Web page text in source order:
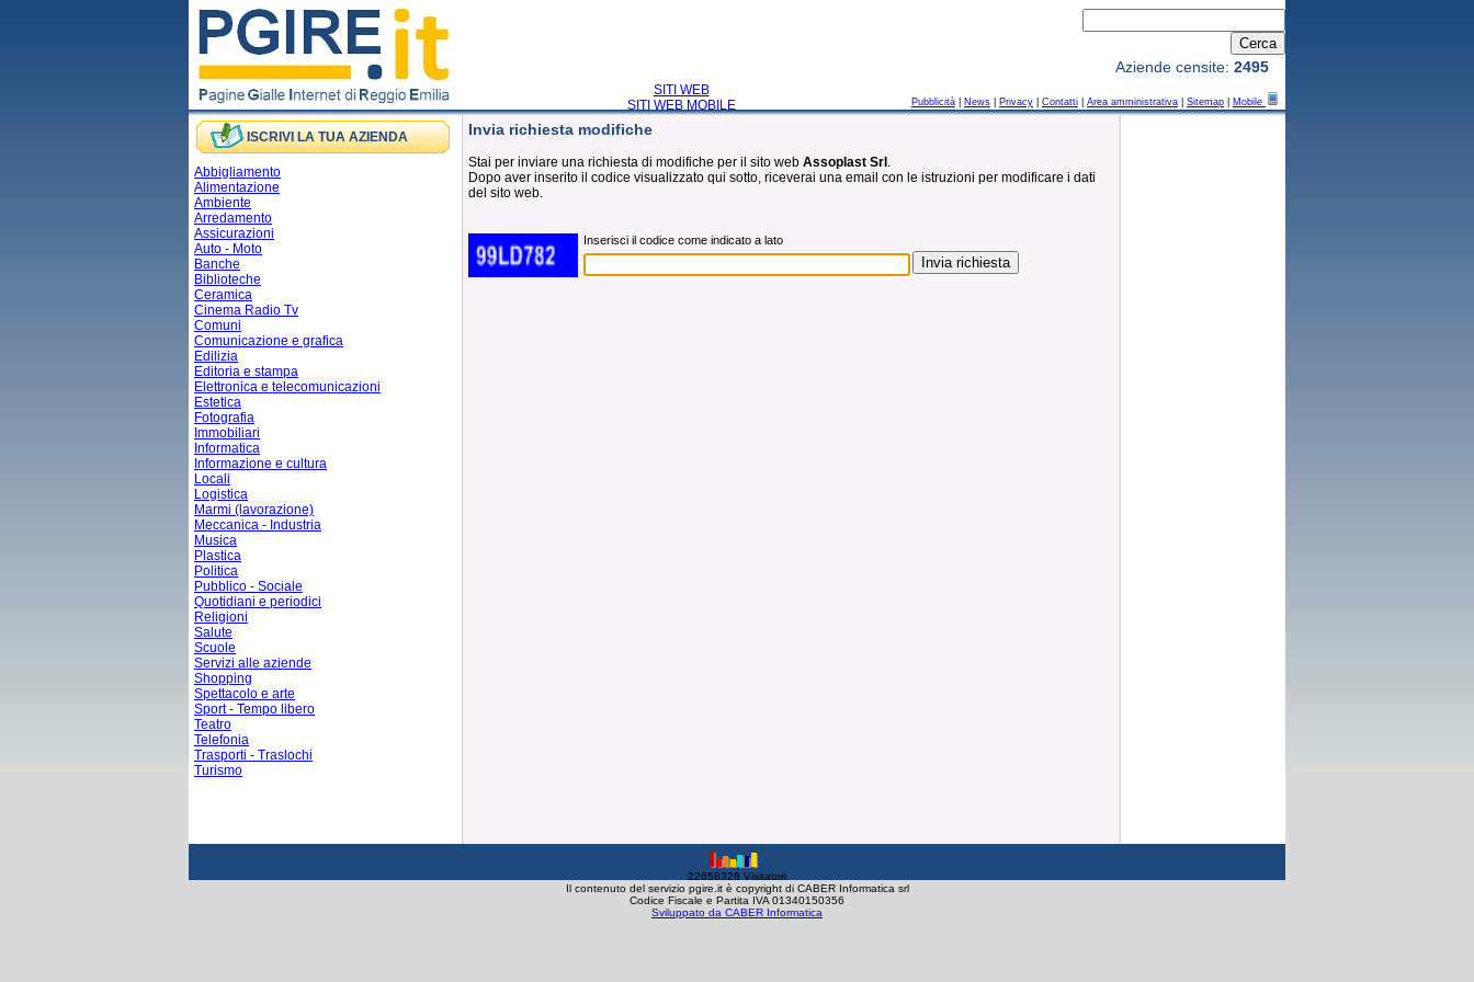
SITI WEB
SITI WEB MOBILE
Pubblicità News Privacy Contatti Area amministrativa Sitemap Mobile
Aziende censite: 2495
ISCRIVI LA TUA AZIENDA
Abbigliamento
Alimentazione
Ambiente
Arredamento
Assicurazioni
Auto - Moto
Banche
Biblioteche
Ceramica
Cinema Radio Tv
Comuni
Comunicazione e grafica
Edilizia
Editoria e stampa
Elettronica e telecomunicazioni
Estetica
Fotografia
Immobiliari
Informatica
Informazione e cultura
Locali
Logistica
Marmi (lavorazione)
Meccanica - Industria
Musica
Plastica
Politica
Pubblico - Sociale
Quotidiani e periodici
Religioni
Salute
Scuole
Servizi alle aziende
Shopping
Spettacolo e arte
Sport - Tempo libero
Teatro
Telefonia
Trasporti - Traslochi
Turismo
Invia richiesta modifiche
Stai per inviare una richiesta di modifiche per il sito web Assoplast Srl .
Dopo aver inserito il codice visualizzato qui sotto, riceverai una email con le istruzioni per modificare i dati
del sito web.
Inserisci il codice come indicato a lato
22658328 Visitatori
Il contenuto del servizio pgire.it è copyright di CABER Informatica srl
Codice Fiscale e Partita IVA 01340150356
Sviluppato da CABER Informatica